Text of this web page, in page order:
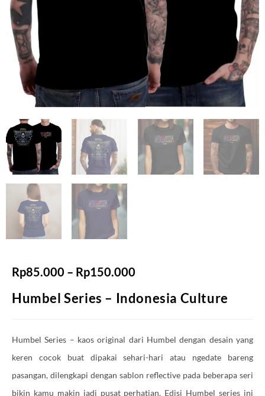
Rp85.000 – Rp150.000
Humbel Series – Indonesia Culture
Humbel Series – kaos original dari Humbel dengan desain yang
keren cocok buat dipakai sehari-hari atau ngedate bareng
pasangan, dilengkapi dengan sablon reflective pada beberapa seri
bikin kamu makin jadi pusat perhatian. Edisi Humbel series ini